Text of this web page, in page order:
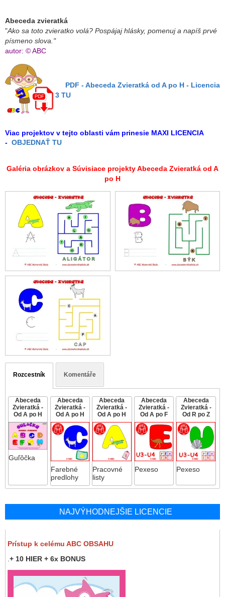
NAJVÝHODNEJŠIE LICENCIE
Prístup k celému ABC OBSAHU
+ 10 HIER + 6x BONUS
Abeceda zvieratká
"Ako sa toto zvieratko volá? Pospájaj hlásky, pomenuj a napíš prvé
písmeno slova."
autor: © ABC
PDF - Abeceda Zvieratká od A po H - Licencia
3 TU
Viac projektov v tejto oblasti vám prinesie MAXI LICENCIA
- OBJEDNAŤ TU
Galéria obrázkov a Súvisiace projekty Abeceda Zvieratká od A
po H
Rozcestník Komentáře
Abeceda
Zvieratká -
Od A po H
Guľôčka
Abeceda
Zvieratká -
Od A po H
Farebné
predlohy
Abeceda
Zvieratká -
Od A po H
Pracovné
listy
Abeceda
Zvieratká -
Od A po F
Pexeso
Abeceda
Zvieratká -
Od R po Z
Pexeso